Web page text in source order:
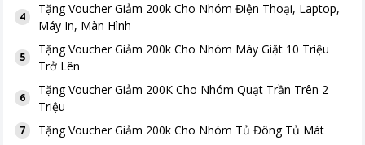
4
TặngVoucher Giảm 200k Cho Nhóm Điện Thoại, Laptop,
Máy In, Màn Hình
5
TặngVoucher Giảm 200k Cho Nhóm Máy Giặt 10 Triệu
Trở Lên
6
TặngVoucher Giảm 200K Cho Nhóm Quạt Trần Trên 2
Triệu
7 TặngVoucher Giảm 200k Cho Nhóm Tủ Đông Tủ Mát